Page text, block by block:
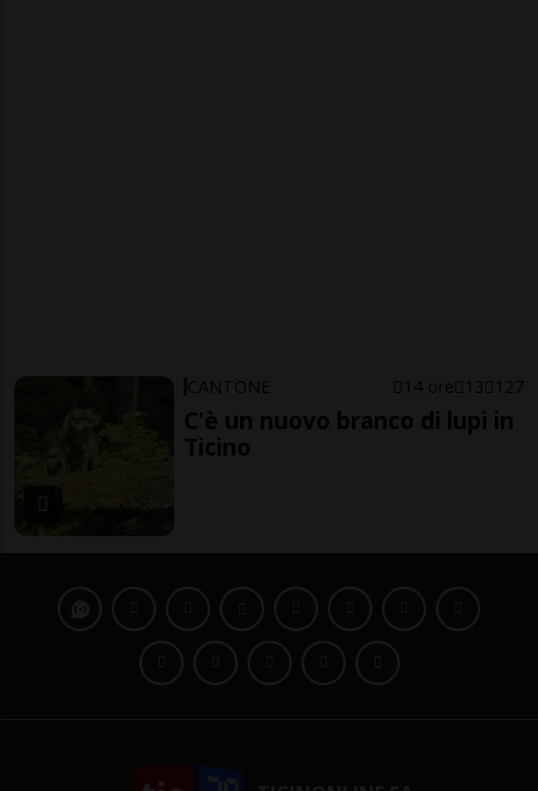
CANTONE 14 ore 13 127
C'è un nuovo branco di lupi in
Ticino